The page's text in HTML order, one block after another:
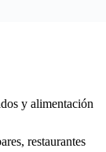
y alimentación
restaurantes